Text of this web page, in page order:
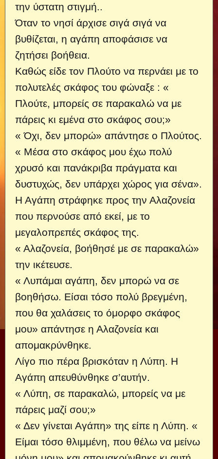
την ύστατη στιγμή..
Όταν το νησί άρχισε σιγά σιγά να
βυθίζεται, η αγάπη αποφάσισε να
ζητήσει βοήθεια.
Καθώς είδε τον Πλούτο να περνάει με το
πολυτελές σκάφος του φώναξε : «
Πλούτε, μπορείς σε παρακαλώ να με
πάρεις κι εμένα στο σκάφος σου;»
« Όχι, δεν μπορώ» απάντησε ο Πλούτος.
« Μέσα στο σκάφος μου έχω πολύ
χρυσό και πανάκριβα πράγματα και
δυστυχώς, δεν υπάρχει χώρος για σένα».
Η Αγάπη στράφηκε προς την Αλαζονεία
που περνούσε από εκεί, με το
μεγαλοπρεπές σκάφος της.
« Αλαζονεία, βοήθησέ με σε παρακαλώ»
την ικέτευσε.
« Λυπάμαι αγάπη, δεν μπορώ να σε
βοηθήσω. Είσαι τόσο πολύ βρεγμένη,
που θα χαλάσεις το όμορφο σκάφος
μου» απάντησε η Αλαζονεία και
απομακρύνθηκε.
Λίγο πιο πέρα βρισκόταν η Λύπη. Η
Αγάπη απευθύνθηκε σ’αυτήν.
« Λύπη, σε παρακαλώ, μπορείς να με
πάρεις μαζί σου;»
« Δεν γίνεται Αγάπη» της είπε η Λύπη. «
Είμαι τόσο θλιμμένη, που θέλω να μείνω